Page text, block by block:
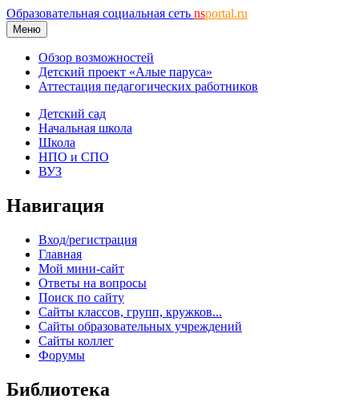
Образовательная социальная сеть nsportal.ru
Меню
Обзор возможностей
Детский проект «Алые паруса»
Аттестация педагогических работников
Детский сад
Начальная школа
Школа
НПО и СПО
ВУЗ
Навигация
Вход/регистрация
Главная
Мой мини-сайт
Ответы на вопросы
Поиск по сайту
Сайты классов, групп, кружков...
Сайты образовательных учреждений
Сайты коллег
Форумы
Библиотека